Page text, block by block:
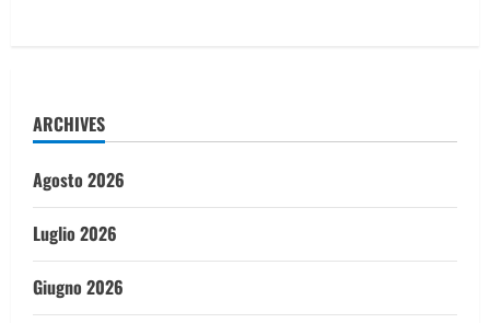
ARCHIVES
Agosto 2026
Luglio 2026
Giugno 2026